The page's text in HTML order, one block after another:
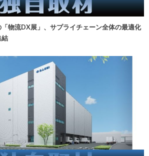
「物流DX展」、サプライチェーン全体の最適化
結